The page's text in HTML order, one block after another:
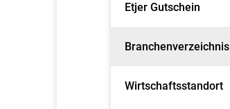
Etjer Gutschein
Branchenverzeichnis
Wirtschaftsstandort